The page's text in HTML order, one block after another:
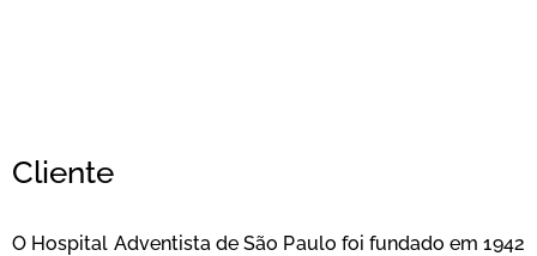
Cliente
O Hospital Adventista de São Paulo foi fundado em 1942